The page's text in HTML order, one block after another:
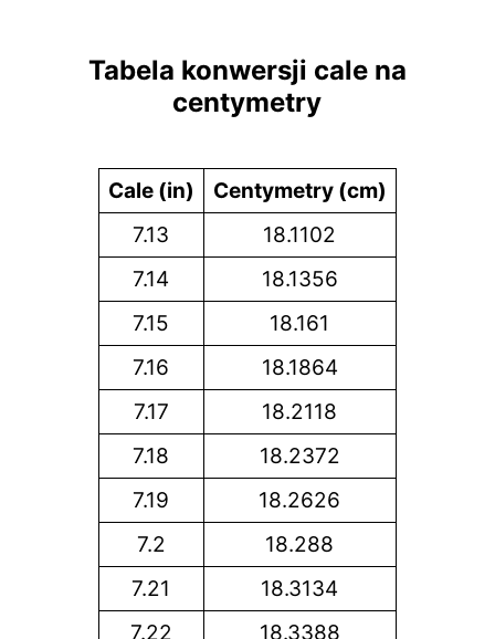
Tabela konwersji cale na
centymetry
Cale (in)
Centymetry (cm)
7.13
18.1102
7.14
18.1356
7.15
18.161
7.16
18.1864
7.17
18.2118
7.18
18.2372
7.19
18.2626
7.2
18.288
7.21
18.3134
7.22
18.3388